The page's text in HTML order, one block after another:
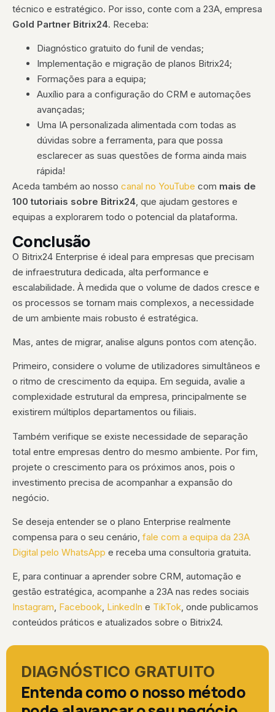
técnico e estratégico. Por isso, conte com a 23A, empresa
Gold Partner Bitrix24. Receba:
Diagnóstico gratuito do funil de vendas;
Implementação e migração de planos Bitrix24;
Formações para a equipa;
Auxílio para a configuração do CRM e automações
avançadas;
Uma IA personalizada alimentada com todas as
dúvidas sobre a ferramenta, para que possa
esclarecer as suas questões de forma ainda mais
rápida!
Aceda também ao nosso canal no YouTube com mais de
100 tutoriais sobre Bitrix24, que ajudam gestores e
equipas a explorarem todo o potencial da plataforma.
Conclusão
O Bitrix24 Enterprise é ideal para empresas que precisam
de infraestrutura dedicada, alta performance e
escalabilidade. À medida que o volume de dados cresce e
os processos se tornam mais complexos, a necessidade
de um ambiente mais robusto é estratégica.
Mas, antes de migrar, analise alguns pontos com atenção.
Primeiro, considere o volume de utilizadores simultâneos e
o ritmo de crescimento da equipa. Em seguida, avalie a
complexidade estrutural da empresa, principalmente se
existirem múltiplos departamentos ou filiais.
Também verifique se existe necessidade de separação
total entre empresas dentro do mesmo ambiente. Por fim,
projete o crescimento para os próximos anos, pois o
investimento precisa de acompanhar a expansão do
negócio.
Se deseja entender se o plano Enterprise realmente
compensa para o seu cenário, fale com a equipa da 23A
Digital pelo WhatsApp e receba uma consultoria gratuita.
E, para continuar a aprender sobre CRM, automação e
gestão estratégica, acompanhe a 23A nas redes sociais
Instagram, Facebook, LinkedIn e TikTok, onde publicamos
conteúdos práticos e atualizados sobre o Bitrix24.
DIAGNÓSTICO GRATUITO
Entenda como o nosso método